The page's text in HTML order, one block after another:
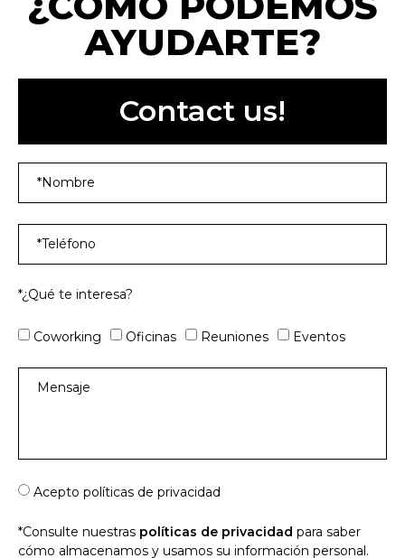
AYUDARTE?
Contact us!
*¿Qué te interesa?
Coworking Oficinas Reuniones Eventos
Acepto políticas de privacidad
*Consulte nuestras políticas de privacidad para saber
cómo almacenamos y usamos su información personal.